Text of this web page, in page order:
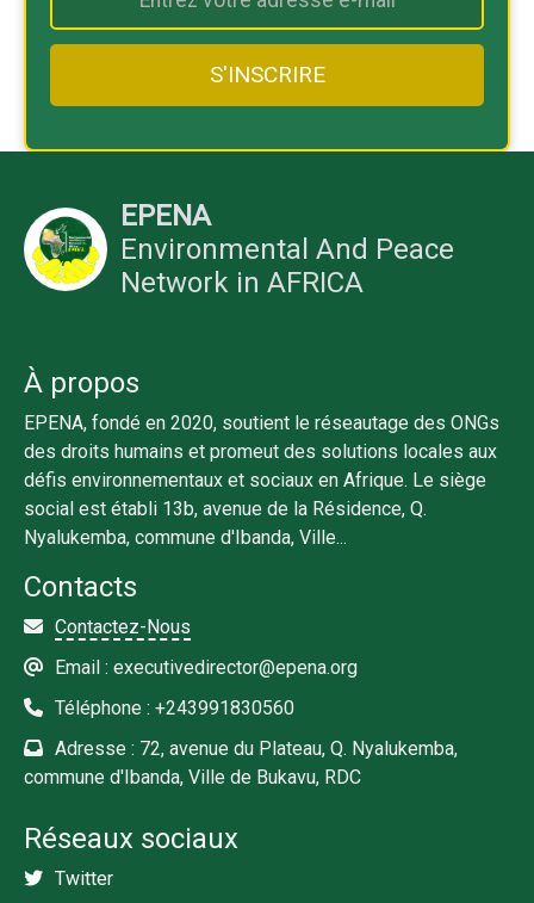
EPENA
Environmental And Peace
Network in AFRICA
À propos
EPENA, fondé en 2020, soutient le réseautage des ONGs
des droits humains et promeut des solutions locales aux
défis environnementaux et sociaux en Afrique. Le siège
social est établi 13b, avenue de la Résidence, Q.
Nyalukemba, commune d'Ibanda, Ville...
Contacts
Contactez-Nous
Email : executivedirector@epena.org
Téléphone : +243991830560
Adresse : 72, avenue du Plateau, Q. Nyalukemba,
commune d'Ibanda, Ville de Bukavu, RDC
Réseaux sociaux
Twitter